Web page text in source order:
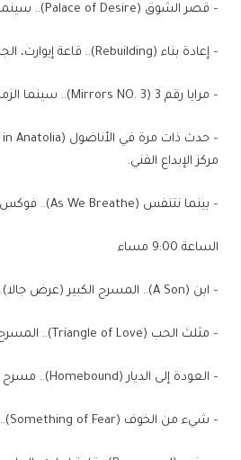
– قصر الشوق (Palace of Desire).. سينما الهناجر.
– إعادة بناء (Rebuilding).. قاعة إيوارت، الجامعة الأمريكية.
– مرايا رقم 3 (Mirrors NO. 3).. سينما الزمالك 1
مركز الإبداع الفني.
– بينما نتنفس (As We Breathe).. فوكس سيتي سنتر ألماظة.
الساعة 9:00 مساء
– ابن (A Son).. المسرح الكبير (عرض جالا).
– مثلث الحب (Triangle of Love).. المسرح الصغير (عرض جالا).
– العودة إلى الديار (Homebound).. مسرح الهناجر.
– شيء من الخوف (Something of Fear).. سينما الهناجر.